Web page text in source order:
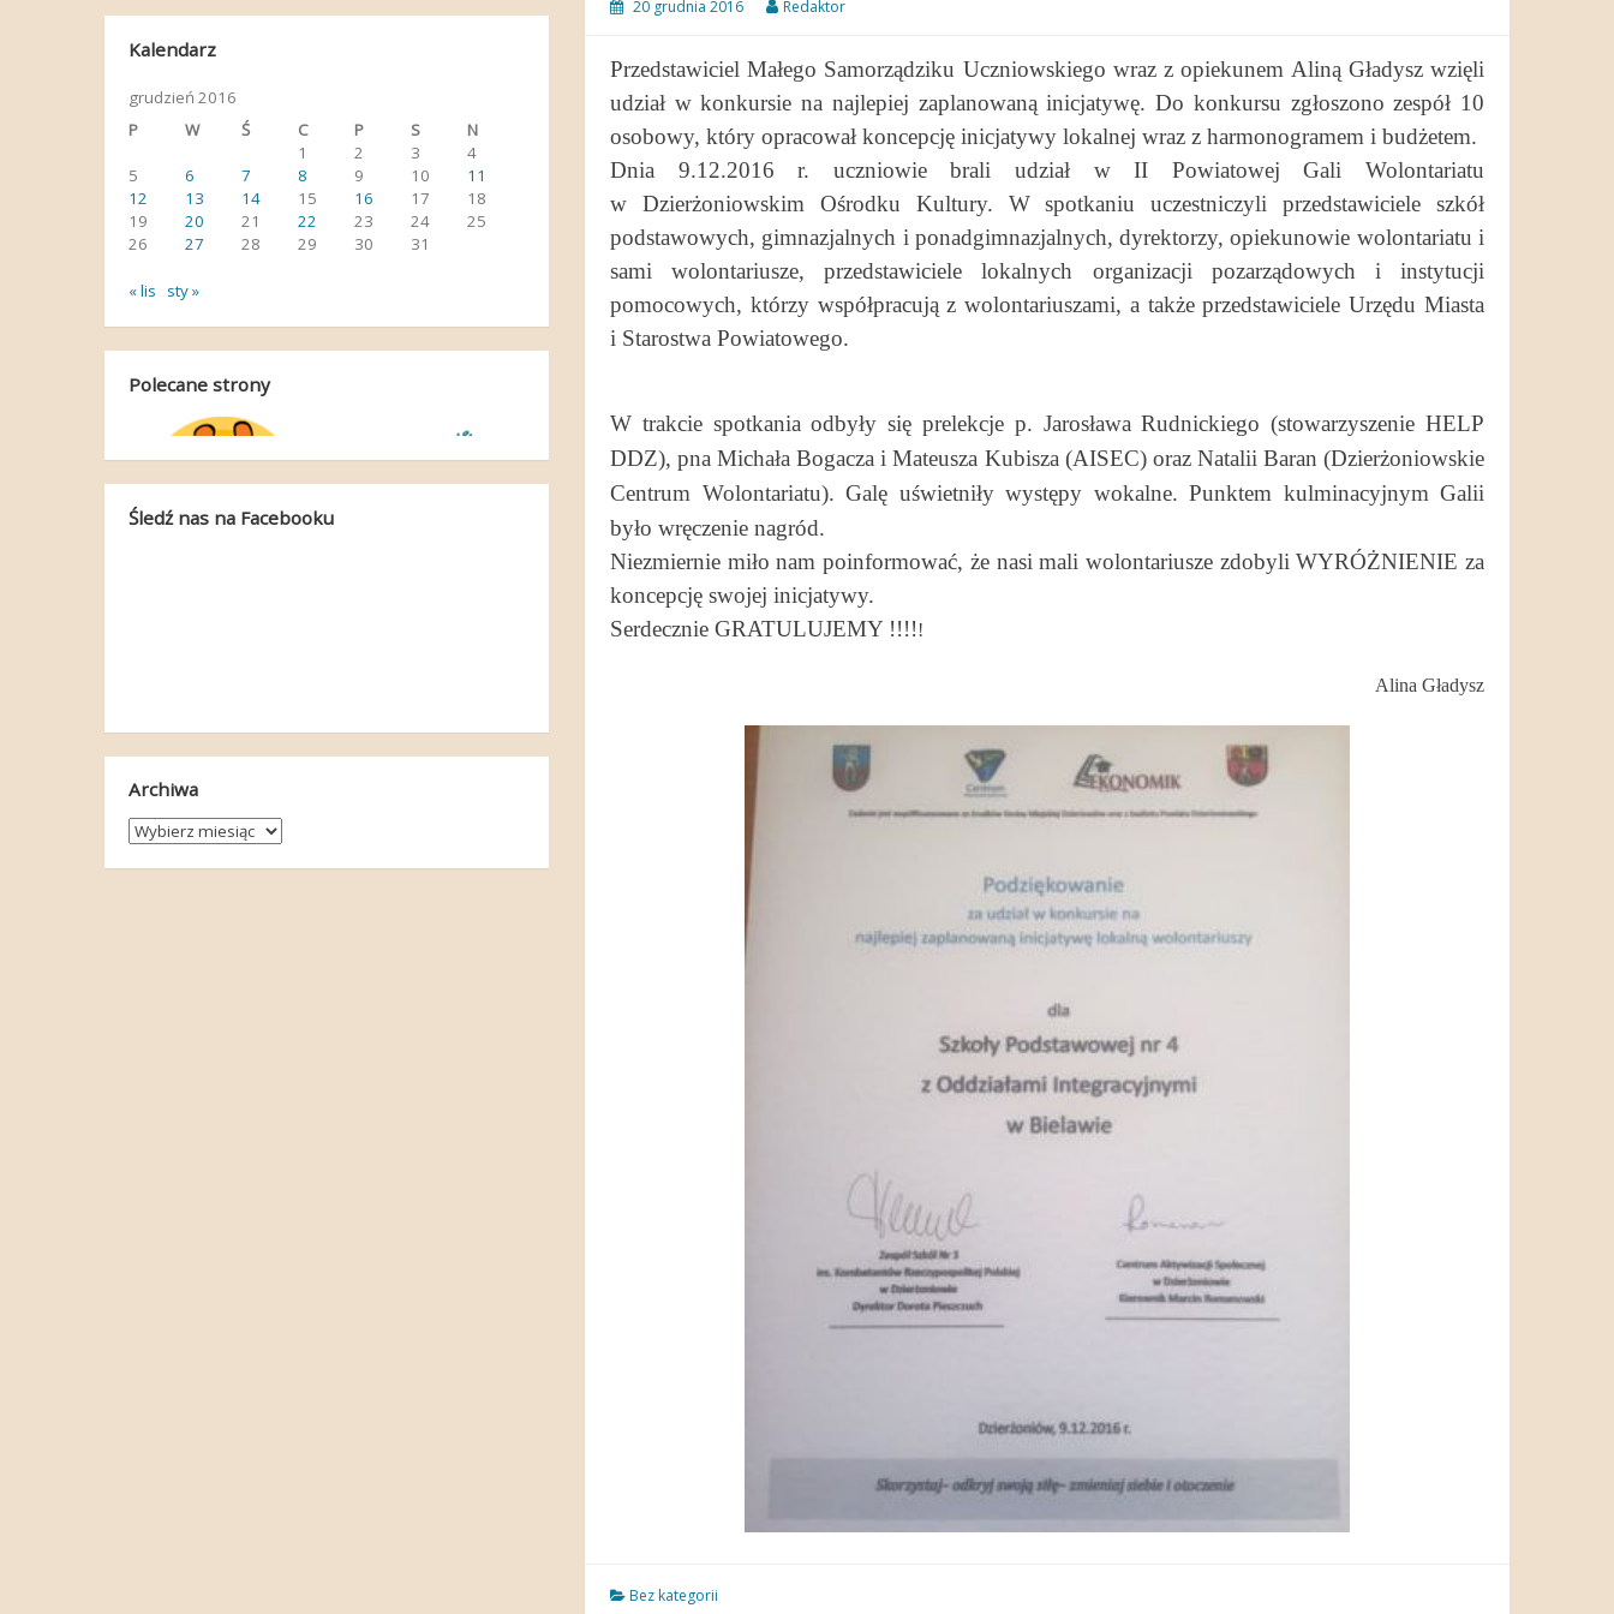
20 grudnia 2016 Redaktor
Przedstawiciel Małego Samorządziku Uczniowskiego wraz z opiekunem Aliną Gładysz wzięli
udział w konkursie na najlepiej zaplanowaną inicjatywę. Do konkursu zgłoszono zespół 10
osobowy, który opracował koncepcję inicjatywy lokalnej wraz z harmonogramem i budżetem.
Dnia 9.12.2016 r. uczniowie brali udział w II Powiatowej Gali Wolontariatu
w Dzierżoniowskim Ośrodku Kultury. W spotkaniu uczestniczyli przedstawiciele szkół
podstawowych, gimnazjalnych i ponadgimnazjalnych, dyrektorzy, opiekunowie wolontariatu i
sami wolontariusze, przedstawiciele lokalnych organizacji pozarządowych i instytucji
pomocowych, którzy współpracują z wolontariuszami, a także przedstawiciele Urzędu Miasta
i Starostwa Powiatowego.
W trakcie spotkania odbyły się prelekcje p. Jarosława Rudnickiego (stowarzyszenie HELP
DDZ), pna Michała Bogacza i Mateusza Kubisza (AISEC) oraz Natalii Baran (Dzierżoniowskie
Centrum Wolontariatu). Galę uświetniły występy wokalne. Punktem kulminacyjnym Galii
było wręczenie nagród.
Niezmiernie miło nam poinformować, że nasi mali wolontariusze zdobyli WYRÓŻNIENIE za
koncepcję swojej inicjatywy.
Serdecznie GRATULUJEMY !!!!!
Alina Gładysz
Bez kategorii
Kalendarz
grudzień 2016
P
W Ś C P S
N
1
2 3
4
5
6 7 8 9 10
11
12
13 14 15 16 17
18
19
20 21 22 23 24
25
26
27 28 29 30 31
« lis sty »
Polecane strony
Śledź nas na Facebooku
Archiwa
Archiwa